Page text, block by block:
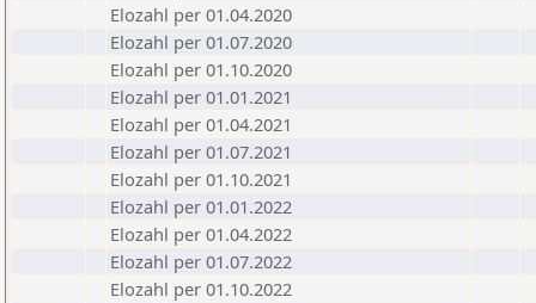
Elozahl per 01.04.2020
Elozahl per 01.07.2020
Elozahl per 01.10.2020
Elozahl per 01.01.2021
Elozahl per 01.04.2021
Elozahl per 01.07.2021
Elozahl per 01.10.2021
Elozahl per 01.01.2022
Elozahl per 01.04.2022
Elozahl per 01.07.2022
Elozahl per 01.10.2022